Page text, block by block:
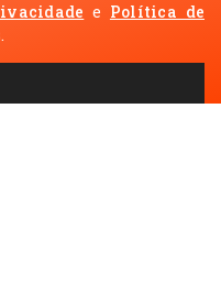
e Política de